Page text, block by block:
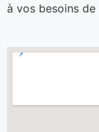
à vos besoins de